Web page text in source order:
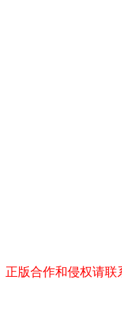
正版合作和侵权请联